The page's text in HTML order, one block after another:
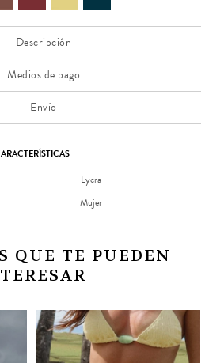
Descripción
Medios de pago
Envío
Lycra
Mujer
QUE TE PUEDEN